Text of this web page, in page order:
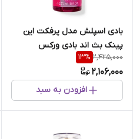
بادی اسپلش مدل پرفکت این
پینک بث اند بادی ورکس
2,425,000
13%
2,106,000
افزودن به سبد